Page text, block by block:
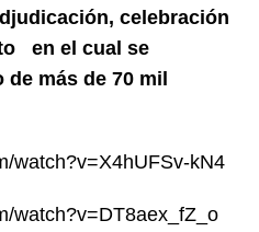
celebración
en el cual se
más de 70 mil
watch?v=X4hUFSv-kN4
watch?v=DT8aex_fZ_o